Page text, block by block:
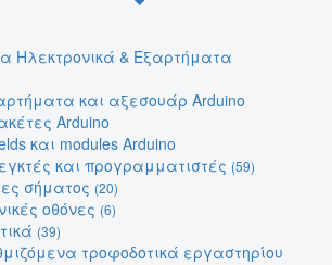
Ηλεκτρονικά & Εξαρτήματα
και αξεσουάρ Arduino
Arduino
και modules Arduino
και προγραμματιστές (59)
σήματος (20)
οθόνες (6)
(39)
τροφοδοτικά εργαστηρίου